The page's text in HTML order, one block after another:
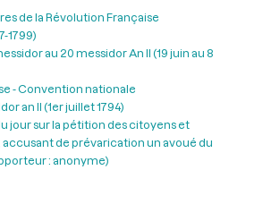
de la Révolution Française
1799)
au 20 messidor An II (19 juin au 8
- Convention nationale
an II (1er juillet 1794)
jour sur la pétition des citoyens et
accusant de prévarication un avoué du
: anonyme)